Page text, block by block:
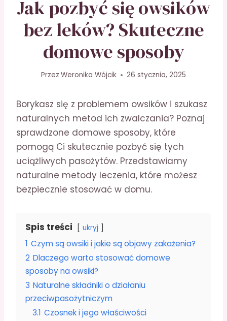
Jak pozbyć się owsików
bez leków? Skuteczne
domowe sposoby
Przez Weronika Wójcik 26 stycznia, 2025
Borykasz się z problemem owsików i szukasz
naturalnych metod ich zwalczania? Poznaj
sprawdzone domowe sposoby, które
pomogą Ci skutecznie pozbyć się tych
uciążliwych pasożytów. Przedstawiamy
naturalne metody leczenia, które możesz
bezpiecznie stosować w domu.
Spis treści ukryj
1 Czym są owsiki i jakie są objawy zakażenia?
2 Dlaczego warto stosować domowe
sposoby na owsiki?
3 Naturalne składniki o działaniu
przeciwpasożytniczym
3.1 Czosnek i jego właściwości